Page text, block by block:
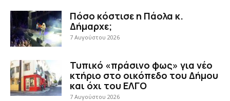
Πόσο κόστισε η Πάολα κ.
Δήμαρχε;
7 Αυγούστου 2026
Τυπικό «πράσινο φως» για νέο
κτήριο στο οικόπεδο του Δήμου
και όχι του ΕΛΓΟ
7 Αυγούστου 2026